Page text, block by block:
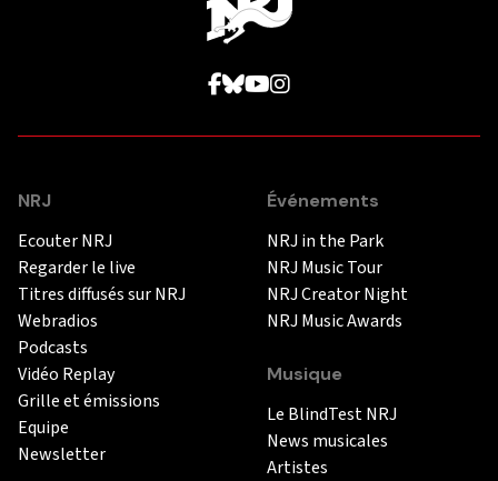
NRJ
Ecouter NRJ
Regarder le live
Titres diffusés sur NRJ
Webradios
Podcasts
Vidéo Replay
Grille et émissions
Equipe
Newsletter
Événements
NRJ in the Park
NRJ Music Tour
NRJ Creator Night
NRJ Music Awards
Musique
Le BlindTest NRJ
News musicales
Artistes